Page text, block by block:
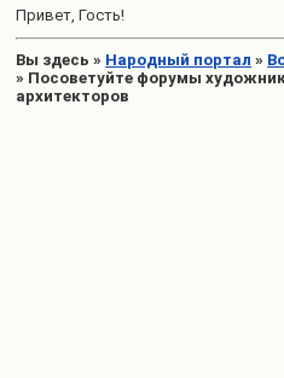
Привет, Гость!
Вы здесь » Народный портал »
» Посоветуйте форумы
архитекторов